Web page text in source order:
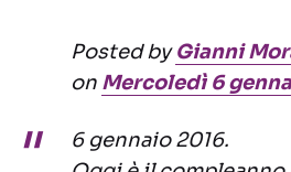
Posted byGianni
on Mercoledì 6
6 gennaio 2016.